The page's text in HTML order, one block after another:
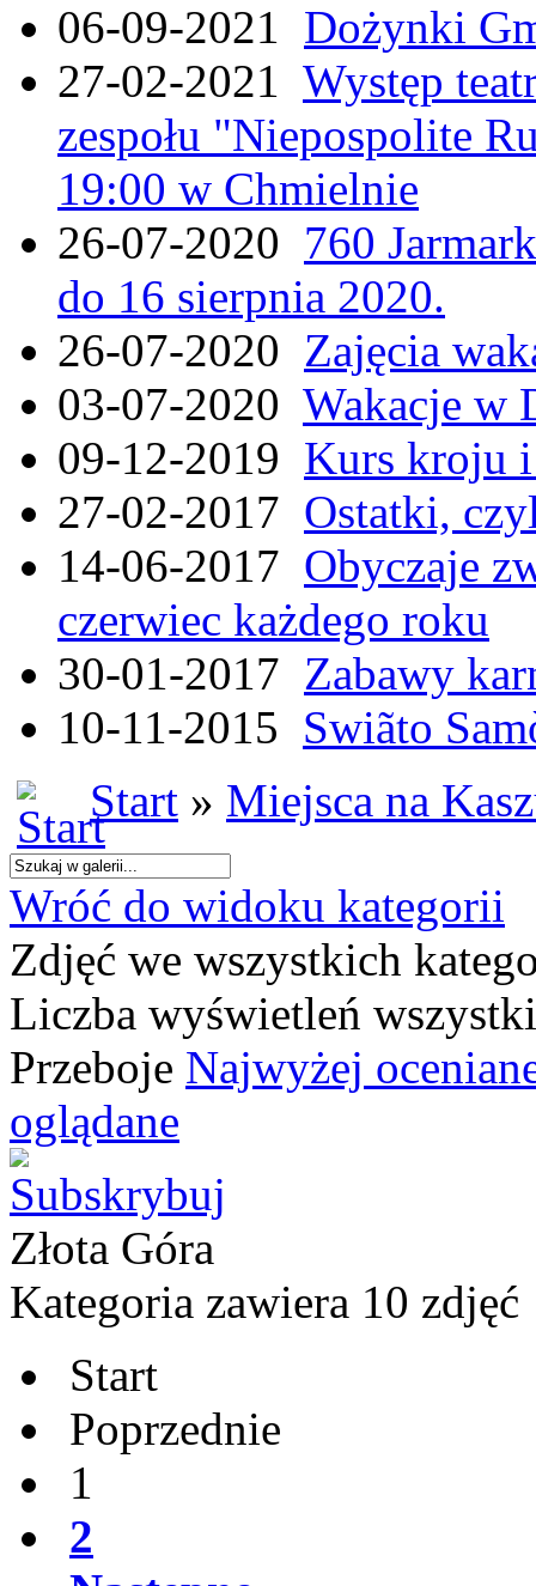
06-09-2021 Dożynki
27-02-2021 Występ
zespołu "Niepospolite
19:00 w Chmielnie
26-07-2020 760
do 16 sierpnia 2020.
26-07-2020 Zajęcia
03-07-2020 Wakacje w
09-12-2019 Kurs kroju i
27-02-2017 Ostatki,
14-06-2017 Obyczaje
czerwiec każdego roku
30-01-2017 Zabawy
10-11-2015 Swiãto
Start » Miejsca na
Wróć do widoku kategorii
Zdjęć we wszystkich
Liczba wyświetleń
Przeboje Najwyżej
oglądane
Złota Góra
Kategoria zawiera 10 zdjęć
Start
Poprzednie
1
2